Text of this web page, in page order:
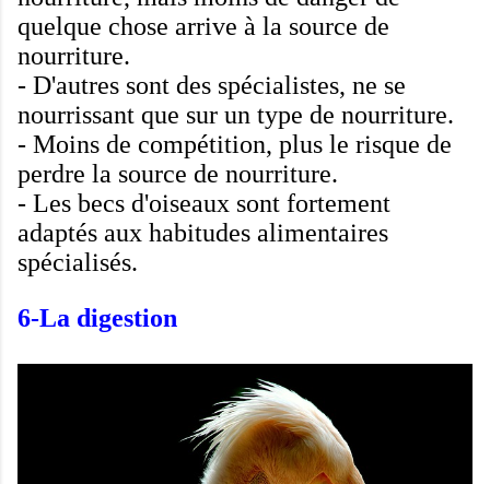
quelque chose arrive à la source de
nourriture.
- D'autres sont des spécialistes, ne se
nourrissant que sur un type de nourriture.
- Moins de compétition, plus le risque de
perdre la source de nourriture.
- Les becs d'oiseaux sont fortement
adaptés aux habitudes alimentaires
spécialisés.
6-La digestion